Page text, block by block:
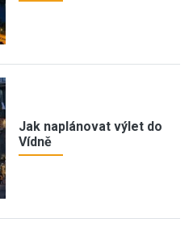
Jak naplánovat výlet do
Vídně